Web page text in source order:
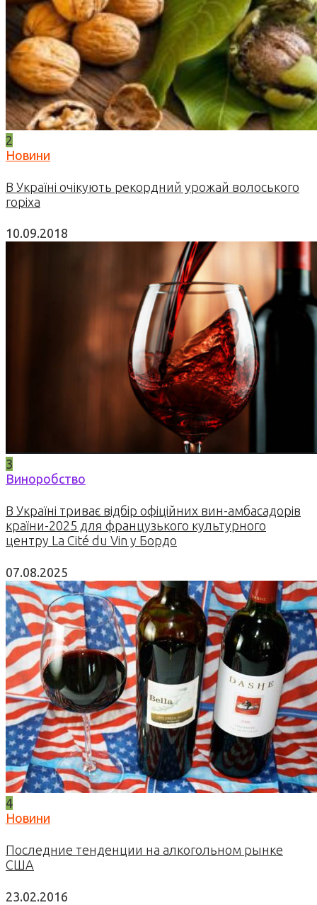
2
Новини
В Україні очікують рекордний урожай волоського
горіха
10.09.2018
3
Виноробство
В Україні триває відбір офіційних вин-амбасадорів
країни-2025 для французького культурного
центру La Cité du Vin у Бордо
07.08.2025
4
Новини
Последние тенденции на алкогольном рынке
США
23.02.2016